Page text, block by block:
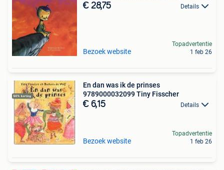
€ 28,75 Details
Bezoek website
Topadvertentie
1 feb 26
En dan was ik de prinses
9789000032099 Tiny Fisscher
€ 6,15 Details
Bezoek website
Topadvertentie
1 feb 26